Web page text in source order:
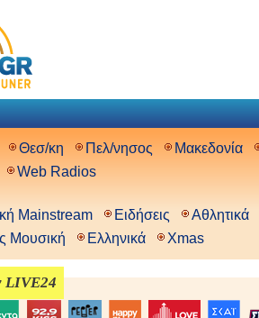
Θεσ/κη Πελ/νησος
Μακεδονία
Web Radios
Mainstream Ειδήσεις
Αθλητικά
Μουσική
Ελληνικά Xmas
LIVE24